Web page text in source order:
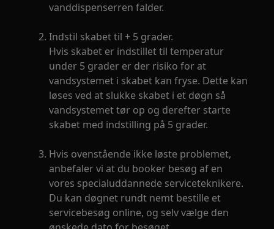
vanddispenserren falder.
Indstil skabet til + 5 grader.
Hvis skabet er indstillet til temperatur
under 5 grader er der risiko for at
vandsystemet i skabet kan fryse. Dette kan
løses ved at slukke skabet i et døgn så
vandsystemet tør op og derefter starte
skabet med indstilling på 5 grader.
Hvis ovenstående ikke løste problemet,
anbefaler vi at du booker besøg af en
vores specialuddannede serviceteknikere.
Du kan døgnet rundt nemt bestille et
servicebesøg online, og selv vælge den